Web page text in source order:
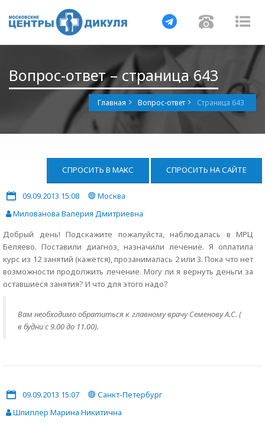
Навигация
Вопрос-ответ – страница 643
Главная Вопрос-ответ Страница 643
СПРОСИТЬ В МАКС СПРОСИТЬ НА САЙТЕ
09.09.2013 15:08
Москва
Милованова Валерия Дмитриевна
Добрый день! Подскажите пожалуйста, наблюдалась в МРЦ
Беляево. Поставили диагноз, назначили лечение. Я оплатила
курс из 12 занятий (кажется), прозанималась 2 или 3. Пока что нет
возможности продолжить лечение. Могу ли я вернуть деньги за
оставшиеся занятия? И что для этого надо?
Вам необходимо обратиться к главному врачу Семенову А.С. (
в будни с 9.00 до 11.00).
09.09.2013 15:07
Санкт-Петербург
Шпиллер Марина Никитична